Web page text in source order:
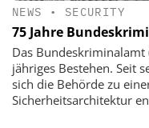
NEWS • SECURITY
75 Jahre
Das Bundeskriminalamt
jähriges Bestehen. Seit
sich die Behörde zu
Sicherheitsarchitektur